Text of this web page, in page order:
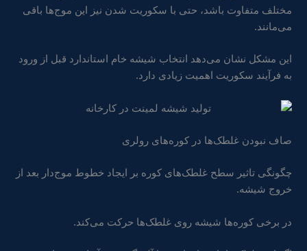
مختلف متفاوت باشد، حتی با سکوریت شدن نیز این موج‌ها باقی
می‌مانند.
این مشکل نشان می‌دهد انتخاب شیشه خام استاندارد قبل از ورود
به فرآیند سکوریت اهمیت زیادی دارد.
صاف نبودن غلطک‌ها در کوره‌های رولری
چگونگی تاثیر سطح غلطک‌های کوره بر ایجاد خطوط موج‌دار بعد از
خروج شیشه.
در برخی کوره‌ها شیشه روی غلطک‌ها حرکت می‌کند.